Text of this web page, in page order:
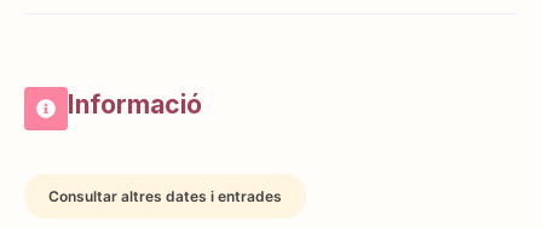
Informació
Consultar altres dates i entrades